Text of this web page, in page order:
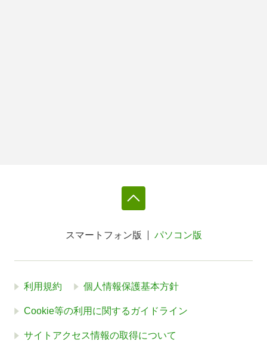
スマートフォン版 パソコン版
利用規約 個人情報保護基本方針
Cookie等の利用に関するガイドライン
サイトアクセス情報の取得について